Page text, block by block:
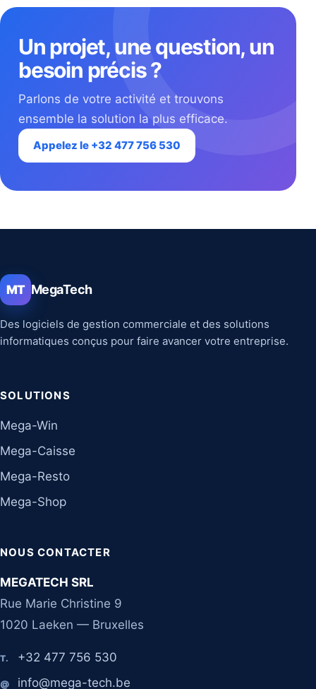
Un projet, une question, un
besoin précis ?
Parlons de votre activité et trouvons
ensemble la solution la plus efficace.
Appelez le +32 477 756 530
MT MegaTech
Des logiciels de gestion commerciale et des solutions
informatiques conçus pour faire avancer votre entreprise.
SOLUTIONS
Mega-Win
Mega-Caisse
Mega-Resto
Mega-Shop
NOUS CONTACTER
MEGATECH SRL
Rue Marie Christine 9
1020 Laeken — Bruxelles
T. +32 477 756 530
@ info@mega-tech.be